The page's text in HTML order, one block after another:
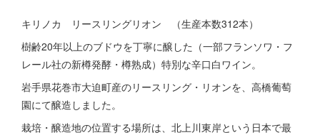
キリノカ リースリングリオン （生産本数312本）
樹齢20年以上のブドウを丁寧に醸した（一部フランソワ・フ
レール社の新樽発酵・樽熟成）特別な辛口白ワイン。
岩手県花巻市大迫町産のリースリング・リオンを、高橋葡萄
園にて醸造しました。
栽培・醸造地の位置する場所は、北上川東岸という日本で最